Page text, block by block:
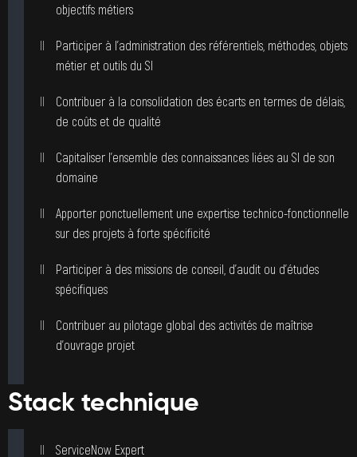
objectifs métiers
Participer à l’administration des référentiels, méthodes, objets
métier et outils du SI
Contribuer à la consolidation des écarts en termes de délais,
de coûts et de qualité
Capitaliser l’ensemble des connaissances liées au SI de son
domaine
Apporter ponctuellement une expertise technico-fonctionnelle
sur des projets à forte spécificité
Participer à des missions de conseil, d’audit ou d’études
spécifiques
Contribuer au pilotage global des activités de maîtrise
d’ouvrage projet
Stack technique
ServiceNow Expert